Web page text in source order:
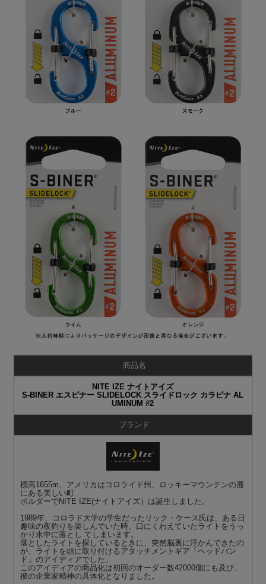
商品名
NITE IZE ナイトアイズ
S-BINER エスビナー SLIDELOCK スライドロック カラビナ AL
UMINUM #2
ブランド
標高1655m、アメリカはコロライド州、ロッキーマウンテンの麓
にある美しい町
ボルダーでNITE IZE(ナイトアイズ）は誕生しました。
1989年、コロラド大学の学生だったリック・ケース氏は、ある日
趣味の夜釣りを楽しんでいた時、口にくわえていたライトをうっ
かり水中に落とし てしまいます。
落としたライトを探しているときに、突然脳裏に浮かんできたの
が、ライトを頭に取り付けるアタッチメントギア「ヘッドバン
ド」のアイディアでした。
このアイディアの商品化は初回のオーダー数42000個にも及び、
彼の企業家精神の具体化となりました。